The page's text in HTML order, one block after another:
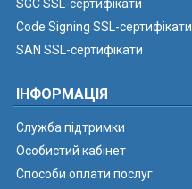
SGC SSL-сертифікати
Code Signing SSL-сертифікати
SAN SSL-сертифікати
ІНФОРМАЦІЯ
Служба підтримки
Особистий кабінет
Способи оплати послуг